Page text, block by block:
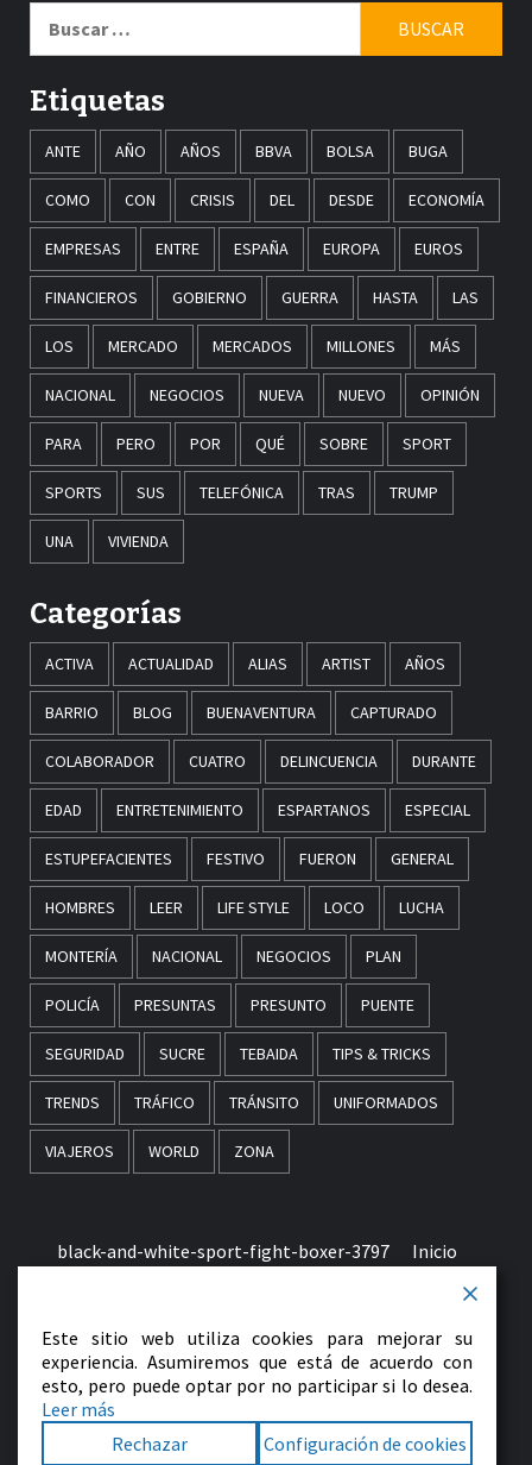
Etiquetas
ANTE AÑO AÑOS BBVA BOLSA BUGA
COMO CON CRISIS DEL DESDE ECONOMÍA
EMPRESAS ENTRE ESPAÑA EUROPA EUROS
FINANCIEROS GOBIERNO GUERRA HASTA LAS
LOS MERCADO MERCADOS MILLONES MÁS
NACIONAL NEGOCIOS NUEVA NUEVO OPINIÓN
PARA PERO POR QUÉ SOBRE SPORT
SPORTS SUS TELEFÓNICA TRAS TRUMP
UNA VIVIENDA
Categorías
ACTIVA ACTUALIDAD ALIAS ARTIST AÑOS
BARRIO BLOG BUENAVENTURA CAPTURADO
COLABORADOR CUATRO DELINCUENCIA DURANTE
EDAD ENTRETENIMIENTO ESPARTANOS ESPECIAL
ESTUPEFACIENTES FESTIVO FUERON GENERAL
HOMBRES LEER LIFE STYLE LOCO LUCHA
MONTERÍA NACIONAL NEGOCIOS PLAN
POLICÍA PRESUNTAS PRESUNTO PUENTE
SEGURIDAD SUCRE TEBAIDA TIPS & TRICKS
TRENDS TRÁFICO TRÁNSITO UNIFORMADOS
VIAJEROS WORLD ZONA
black-and-white-sport-fight-boxer-3797 Inicio
early-morning-in-monaco-picjumbo-com
Facebook LinkedIn
VK YouTubeInstagram
Este sitio web utiliza cookies para mejorar su
experiencia. Asumiremos que está de acuerdo con
esto, pero puede optar por no participar si lo desea.
Leer más
Rechazar
Configuración de cookies